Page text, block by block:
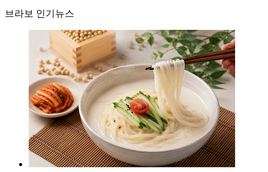
브라보 인기뉴스